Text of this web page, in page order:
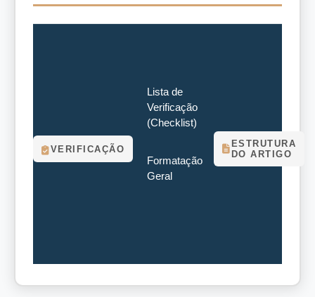
VERIFICAÇÃO
Lista de
Verificação
(Checklist)
Formatação
Geral
ESTRUTURA
DO ARTIGO